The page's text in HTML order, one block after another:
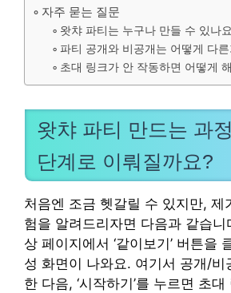
자주 묻는 질문
왓챠 파티는 누구나 만들 수 있나
파티 공개와 비공개는 어떻게 다
초대 링크가 안 작동하면 어떻게
왓챠 파티 만드는 과
단계로 이뤄질까요?
처음엔 조금 헷갈릴 수 있지만, 제
험을 알려드리자면 다음과 같습니
상 페이지에서 ‘같이보기’ 버튼을
성 화면이 나와요. 여기서 공개/비
한 다음, ‘시작하기’를 누르면 초